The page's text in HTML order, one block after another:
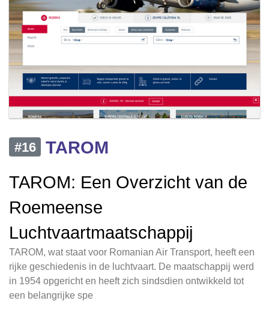
#16
TAROM
TAROM: Een Overzicht van de
Roemeense
Luchtvaartmaatschappij
TAROM, wat staat voor Romanian Air Transport, heeft een
rijke geschiedenis in de luchtvaart. De maatschappij werd
in 1954 opgericht en heeft zich sindsdien ontwikkeld tot
een belangrijke spe